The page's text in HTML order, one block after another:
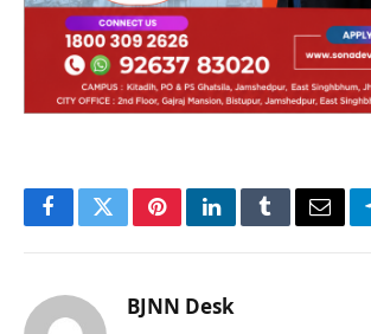
FacebookTwitterPinterestLinkedInTumblrEmail
BJNN Desk